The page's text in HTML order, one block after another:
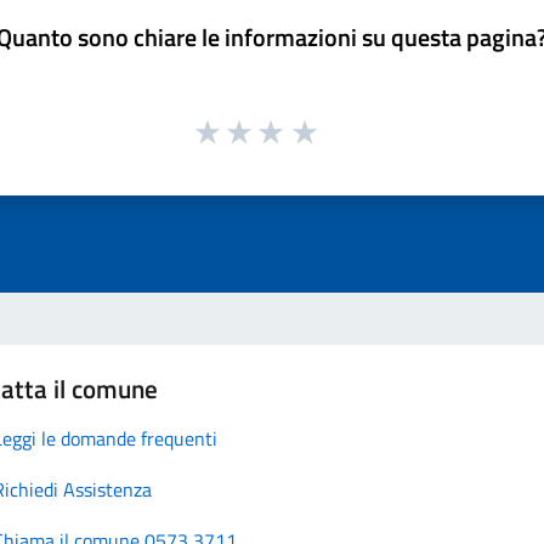
sono chiare le informazioni su questa
il comune
le domande frequenti
Assistenza